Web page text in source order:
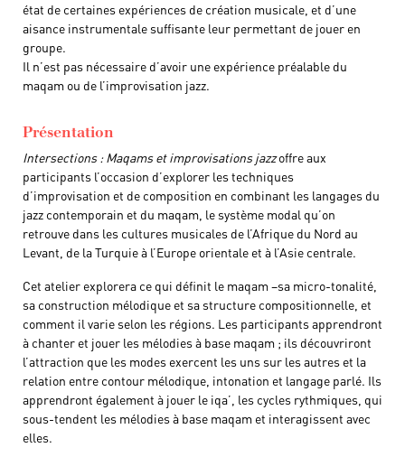
état de certaines expériences de création musicale, et d’une
aisance instrumentale suffisante leur permettant de jouer en
groupe.
Il n’est pas nécessaire d’avoir une expérience préalable du
maqam ou de l’improvisation jazz.
Présentation
Intersections : Maqams et improvisations jazzoffre aux
participants l’occasion d’explorer les techniques
d’improvisation et de composition en combinant les langages du
jazz contemporain et du maqam, le système modal qu’on
retrouve dans les cultures musicales de l’Afrique du Nord au
Levant, de la Turquie à l’Europe orientale et à l’Asie centrale.
Cet atelier explorera ce qui définit le maqam –sa micro-tonalité,
sa construction mélodique et sa structure compositionnelle, et
comment il varie selon les régions. Les participants apprendront
à chanter et jouer les mélodies à base maqam ; ils découvriront
l’attraction que les modes exercent les uns sur les autres et la
relation entre contour mélodique, intonation et langage parlé. Ils
apprendront également à jouer le iqa’, les cycles rythmiques, qui
sous-tendent les mélodies à base maqam et interagissent avec
elles.